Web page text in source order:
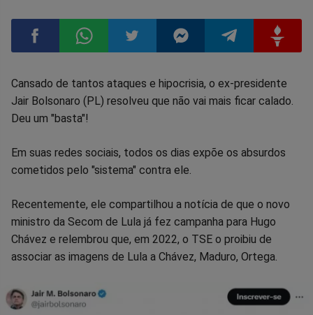
Compartilhar
no
Facebook
Compartilhar
no
Whatsapp
Compartilhar
Twitter
Compartilhar
Messenger
Compartilhar
TelegramGettr
Cansado de tantos ataques e hipocrisia, o ex-presidente
Jair Bolsonaro (PL) resolveu que não vai mais ficar calado.
Deu um "basta"!
Em suas redes sociais, todos os dias expõe os absurdos
cometidos pelo "sistema" contra ele.
Recentemente, ele compartilhou a notícia de que o novo
ministro da Secom de Lula já fez campanha para Hugo
Chávez e relembrou que, em 2022, o TSE o proibiu de
associar as imagens de Lula a Chávez, Maduro, Ortega.